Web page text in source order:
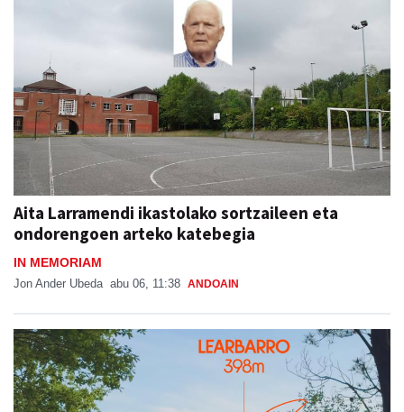
Aita Larramendi ikastolako sortzaileen eta
ondorengoen arteko katebegia
IN MEMORIAM
Jon Ander Ubeda abu 06, 11:38 ANDOAIN